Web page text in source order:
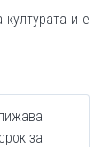
и е
за